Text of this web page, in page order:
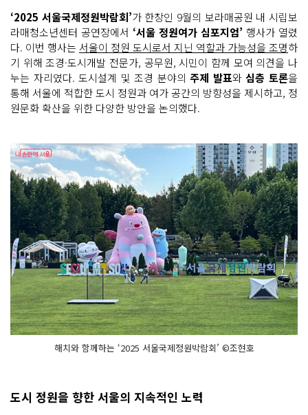
‘2025 서울국제정원박람회’가 한창인 9월의 보라매공원 내 시립보
라매청소년센터 공연장에서 ‘서울 정원여가 심포지엄’ 행사가 열렸
다. 이번 행사는 서울이 정원 도시로서 지닌 역할과 가능성을 조명하
기 위해 조경·도시개발 전문가, 공무원, 시민이 함께 모여 의견을 나
누는 자리였다. 도시설계 및 조경 분야의주제 발표와심층 토론을
통해 서울에 적합한 도시 정원과 여가 공간의 방향성을 제시하고, 정
원문화 확산을 위한 다양한 방안을 논의했다.
해치와 함께하는 ‘2025 서울국제정원박람회’ ©조현호
도시 정원을 향한 서울의 지속적인 노력